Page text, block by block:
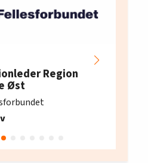
Region
Øst